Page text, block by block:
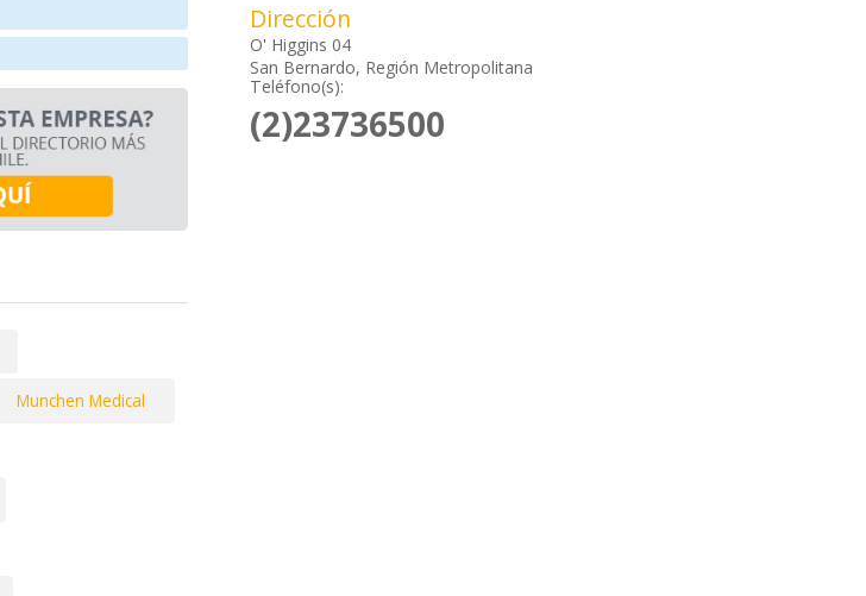
Munchen Medical
Dirección
O' Higgins 04
San Bernardo, Región Metropolitana
Teléfono(s):
(2)23736500